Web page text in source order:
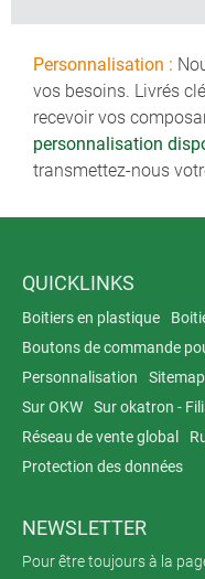
Personnalisation :
vos besoins. Livrés
recevoir vos
personnalisation
transmettez-nous
QUICKLINKS
Boitiers en plastique
Boutons de commande
Personnalisation
Sitemap
Sur OKW
Sur okatron -
Réseau de vente global
Protection des données
NEWSLETTER
Pour être toujours à la